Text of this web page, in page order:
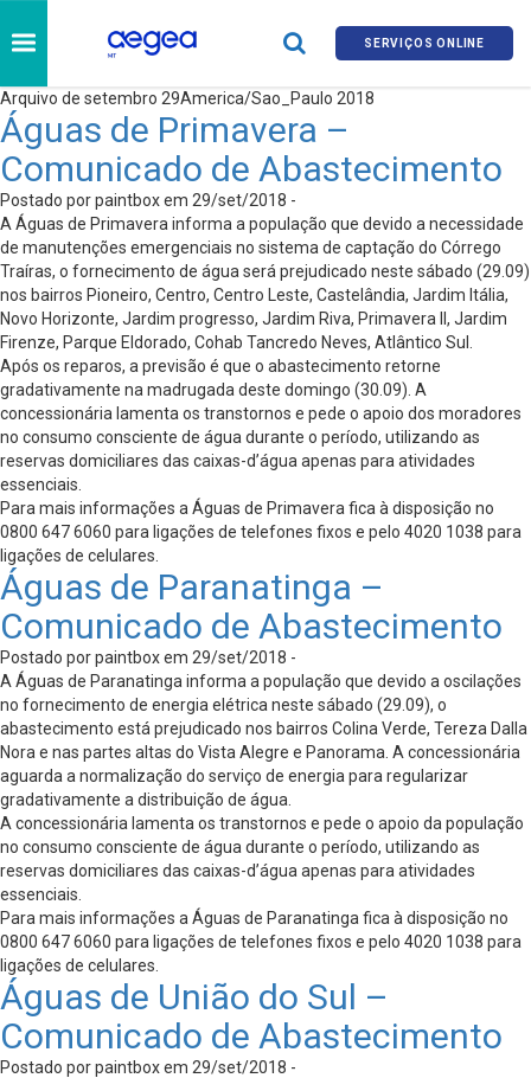
SERVIÇOS ONLINE
Arquivo de setembro 29America/Sao_Paulo 2018
Águas de Primavera –
Comunicado de Abastecimento
Postado por paintbox em 29/set/2018 -
A Águas de Primavera informa a população que devido a necessidade
de manutenções emergenciais no sistema de captação do Córrego
Traíras, o fornecimento de água será prejudicado neste sábado (29.09)
nos bairros Pioneiro, Centro, Centro Leste, Castelândia, Jardim Itália,
Novo Horizonte, Jardim progresso, Jardim Riva, Primavera II, Jardim
Firenze, Parque Eldorado, Cohab Tancredo Neves, Atlântico Sul.
Após os reparos, a previsão é que o abastecimento retorne
gradativamente na madrugada deste domingo (30.09). A
concessionária lamenta os transtornos e pede o apoio dos moradores
no consumo consciente de água durante o período, utilizando as
reservas domiciliares das caixas-d’água apenas para atividades
essenciais.
Para mais informações a Águas de Primavera fica à disposição no
0800 647 6060 para ligações de telefones fixos e pelo 4020 1038 para
ligações de celulares.
Águas de Paranatinga –
Comunicado de Abastecimento
Postado por paintbox em 29/set/2018 -
A Águas de Paranatinga informa a população que devido a oscilações
no fornecimento de energia elétrica neste sábado (29.09), o
abastecimento está prejudicado nos bairros Colina Verde, Tereza Dalla
Nora e nas partes altas do Vista Alegre e Panorama. A concessionária
aguarda a normalização do serviço de energia para regularizar
gradativamente a distribuição de água.
A concessionária lamenta os transtornos e pede o apoio da população
no consumo consciente de água durante o período, utilizando as
reservas domiciliares das caixas-d’água apenas para atividades
essenciais.
Para mais informações a Águas de Paranatinga fica à disposição no
0800 647 6060 para ligações de telefones fixos e pelo 4020 1038 para
ligações de celulares.
Águas de União do Sul –
Comunicado de Abastecimento
Postado por paintbox em 29/set/2018 -